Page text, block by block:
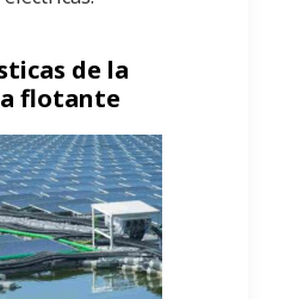
de la
flotante